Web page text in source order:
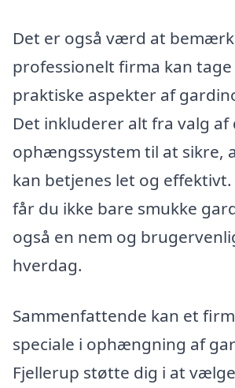
Det er også værd at
professionelt firma kan
praktiske aspekter af
Det inkluderer alt fra valg
ophængssystem til at sikre,
kan betjenes let og
får du ikke bare smukke
også en nem og
hverdag.
Sammenfattende kan et
speciale i ophængning af
Fjellerup støtte dig i at